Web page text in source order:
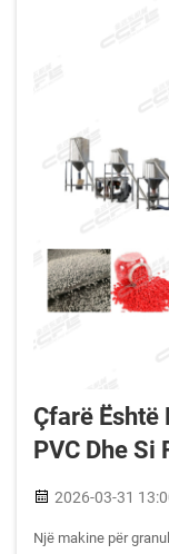
Çfarë
PVC Dhe Si
2026-03-31
Një makine për